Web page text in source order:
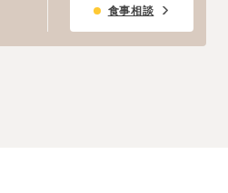
食事相談